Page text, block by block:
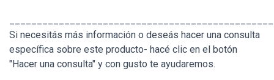
Si necesitás más información o deseás hacer una consulta
específica sobre este producto- hacé clic en el botón
"Hacer una consulta" y con gusto te ayudaremos.